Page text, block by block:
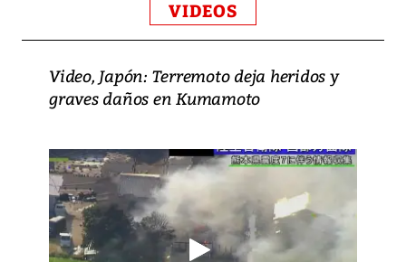
VIDEOS
Video, Japón: Terremoto deja heridos y
graves daños en Kumamoto